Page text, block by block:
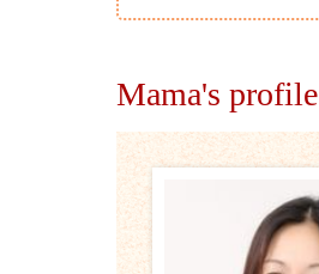
Mama's profile